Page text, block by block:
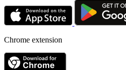
Chrome extension